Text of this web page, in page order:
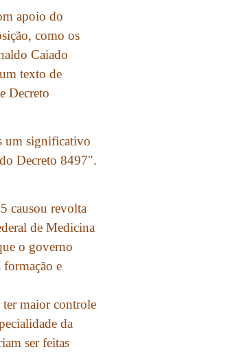
apoio do
como os
Caiado
texto de
Decreto
um significativo
Decreto 8497″.
causou revolta
de Medicina
o governo
e
ter maior controle
da
ser feitas